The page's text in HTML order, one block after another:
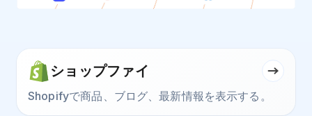
ショップファイ
Shopifyで商品、ブログ、最新情報を表示する。